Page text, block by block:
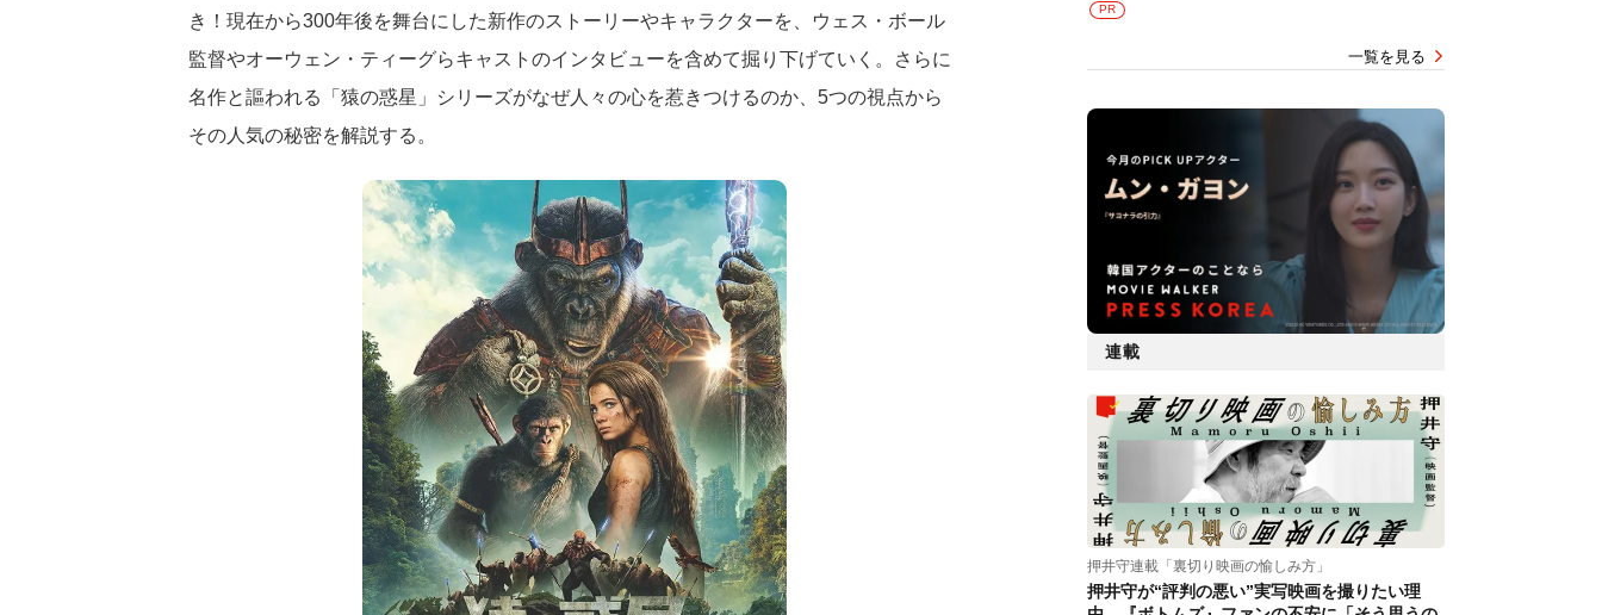
き！現在から300年後を舞台にした新作のストーリーやキャラクターを、ウェス・ボール
監督やオーウェン・ティーグらキャストのインタビューを含めて掘り下げていく。さらに
名作と謳われる「猿の惑星」シリーズがなぜ人々の心を惹きつけるのか、5つの視点から
その人気の秘密を解説する。
PR
一覧を見る
連載
押井守連載「裏切り映画の愉しみ方」
押井守が“評判の悪い”実写映画を撮りたい理